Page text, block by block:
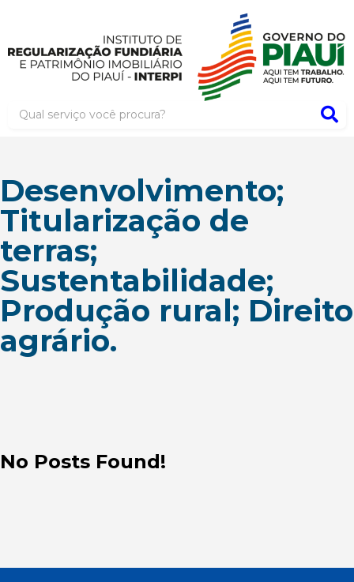
Desenvolvimento;
Titularização de
terras;
Sustentabilidade;
Produção rural; Direito
agrário.
No Posts Found!